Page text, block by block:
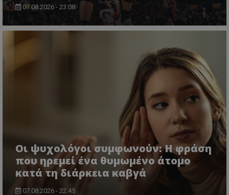
07.08.2026 - 23:08
Οι ψυχολόγοι συμφωνούν: Η φράση
που ηρεμεί ένα θυμωμένο άτομο
κατά τη διάρκεια καβγά
07.08.2026 - 22:45